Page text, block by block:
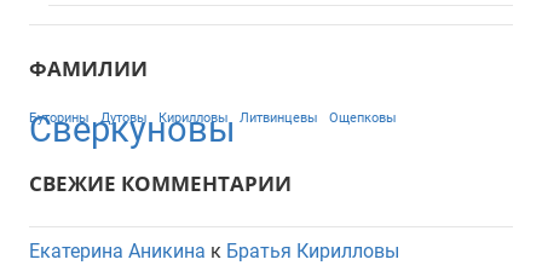
ФАМИЛИИ
Буторины Дутовы Кирилловы Литвинцевы Ощепковы
Сверкуновы
СВЕЖИЕ КОММЕНТАРИИ
Екатерина Аникина к Братья Кирилловы